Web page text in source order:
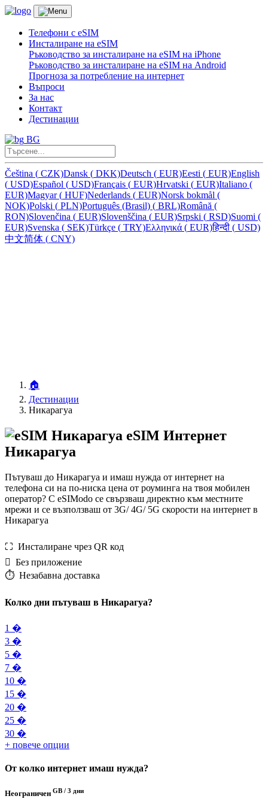
Телефони с eSIM
Инсталиране на eSIM
Ръководство за инсталиране на eSIM на iPhone
Ръководство за инсталиране на eSIM на Android
Прогноза за потребление на интернет
Въпроси
За нас
Контакт
Дестинации
BG
Čeština ( CZK)Dansk ( DKK)Deutsch ( EUR)Eesti ( EUR)English
( USD)Español ( USD)Français ( EUR)Hrvatski ( EUR)Italiano (
EUR)Magyar( HUF)Nederlands ( EUR)Norsk bokmål (
NOK)Polski ( PLN)Português (Brasil) ( BRL)Română (
RON)Slovenčina ( EUR)Slovenščina ( EUR)Srpski ( RSD)Suomi (
EUR)Svenska ( SEK)Türkçe ( TRY)Ελληνικά ( EUR)हिन्दी ( USD)
中文简体 ( CNY)
🏠
Дестинации
Никарагуа
eSIM Интернет
Никарагуа
Пътуваш до Никарагуа и имаш нужда от интернет на
телефона си на по-ниска цена от роуминга на твоя мобилен
оператор? С eSIModo се свързваш директно към местните
мрежи и се възползваш от 3G/ 4G/ 5G скорости на интернет в
Никарагуа
⛶️️ Инсталиране чрез QR код
️ Без приложение
⏱️️ Незабавна доставка
Колко дни пътуваш в Никарагуа?
1 �
3 �
5 �
7 �
10 �
15 �
20 �
25 �
30 �
+ повече опции
От колко интернет имаш нужда?
Неограничен GB / 3 дни